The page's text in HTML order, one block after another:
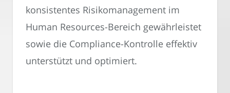
konsistentes Risikomanagement im
Human Resources-Bereich gewährleistet
sowie die Compliance-Kontrolle effektiv
unterstützt und optimiert.